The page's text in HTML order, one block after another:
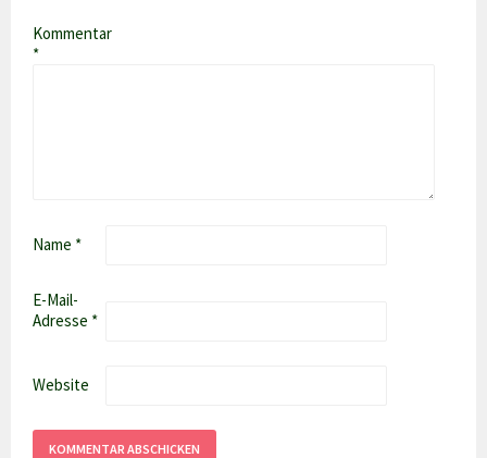
Kommentar
*
Name *
E-Mail-
Adresse *
Website